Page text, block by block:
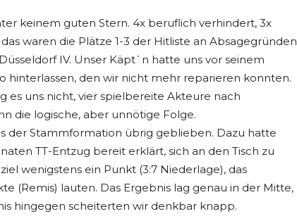
keinem guten Stern. 4x beruflich verhindert, 3x
waren die Plätze 1-3 der Hitliste an Absagegründen
IV. Unser Käpt`n hatte uns vor seinem
hinterlassen, den wir nicht mehr reparieren konnten.
es uns nicht, vier spielbereite Akteure nach
die logische, aber unnötige Folge.
der Stammformation übrig geblieben. Dazu hatte
TT-Entzug bereit erklärt, sich an den Tisch zu
wenigstens ein Punkt (3:7 Niederlage), das
(Remis) lauten. Das Ergebnis lag genau in der Mitte,
hingegen scheiterten wir denkbar knapp.